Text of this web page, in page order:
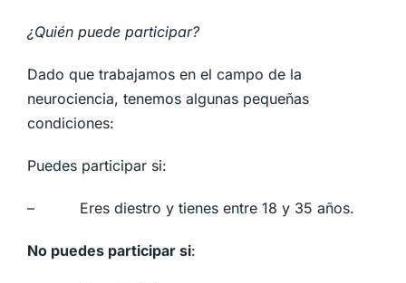
¿Quién puede participar?
Dado que trabajamos en el campo de la
neurociencia, tenemos algunas pequeñas
condiciones:
Puedes participar si:
– Eres diestro y tienes entre 18 y 35 años.
No puedes participar si: